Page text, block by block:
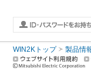
WIN2Kトップ 製品情